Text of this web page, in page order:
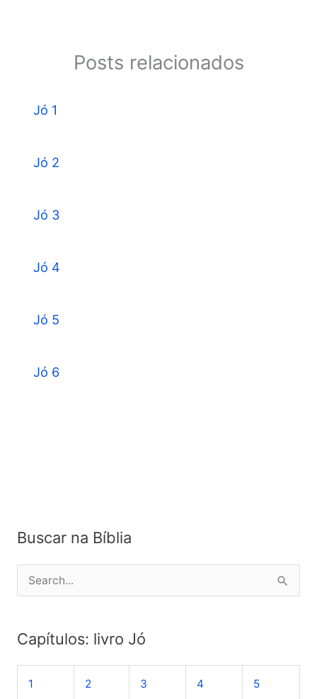
Posts relacionados
Jó 1
Jó 2
Jó 3
Jó 4
Jó 5
Jó 6
Buscar na Bíblia
e
q
u
Capítulos: livro Jó
1 2 3 4 5